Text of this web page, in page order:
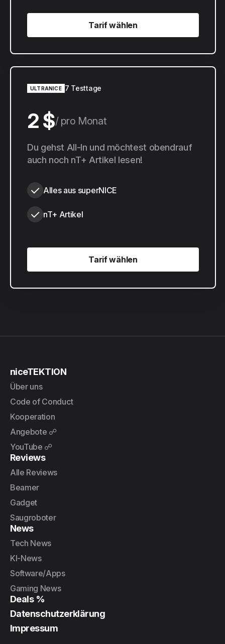
Tarif wählen
Tarif wählen
ULTRANICE 7 Testtage
2 $ pro Monat
20 $ pro Jahr
Du gehst All-In und möchtest obendrauf
auch noch nT+ Artikel lesen!
Alles aus superNICE
nT+ Artikel
Tarif wählen
Tarif wählen
niceTEKTION
Über uns
Code of Conduct
Kooperation
Angebote ☍
YouTube ☍
Reviews
Alle Reviews
Beamer
Gadget
Saugroboter
News
Tech News
KI-News
Software/Apps
Gaming News
Deals %
Datenschutzerklärung
Impressum